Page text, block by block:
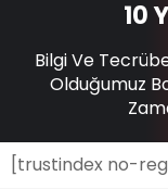
10
Bilgi Ve
Olduğumuz
[trustindex no-